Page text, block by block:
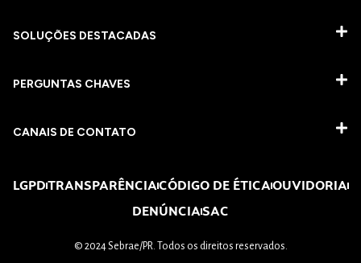
SOLUÇÕES DESTACADAS
PERGUNTAS CHAVES​
CANAIS DE CONTATO
LGPDTRANSPARÊNCIACÓDIGO DE ÉTICAOUVIDORIA
DENÚNCIASAC
© 2024 Sebrae/PR. Todos os direitos reservados.